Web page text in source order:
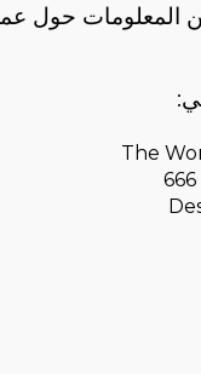
المعلومات حول
:
The